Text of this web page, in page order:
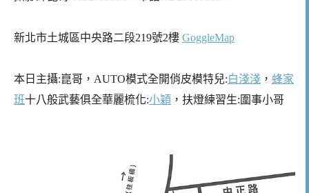
新北市土城區中央路二段219號2樓 GoggleMap
本日主攝:崑哥，AUTO模式全開俏皮模特兒:白淺淺 ， 蜂家
班十八般武藝俱全華麗梳化:小穎 ，扶燈練習生:圍事小哥